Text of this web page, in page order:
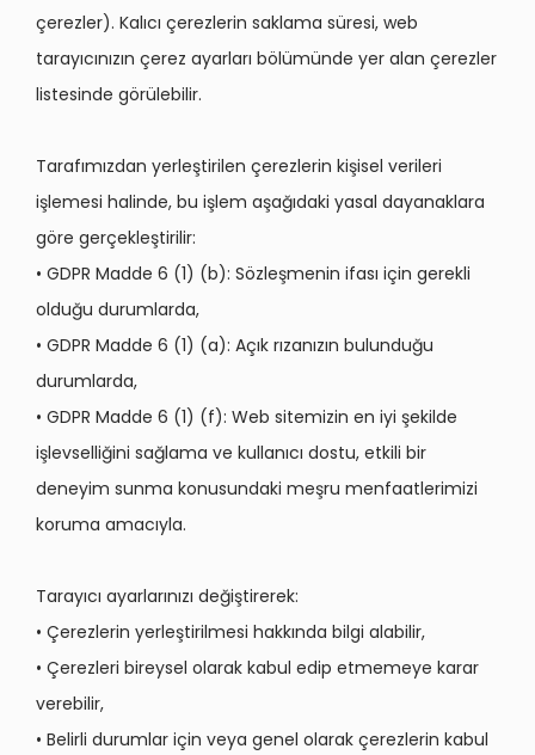
çerezler). Kalıcı çerezlerin saklama süresi, web
tarayıcınızın çerez ayarları bölümünde yer alan çerezler
listesinde görülebilir.
Tarafımızdan yerleştirilen çerezlerin kişisel verileri
işlemesi halinde, bu işlem aşağıdaki yasal dayanaklara
göre gerçekleştirilir:
• GDPR Madde 6 (1) (b): Sözleşmenin ifası için gerekli
olduğu durumlarda,
• GDPR Madde 6 (1) (a): Açık rızanızın bulunduğu
durumlarda,
• GDPR Madde 6 (1) (f): Web sitemizin en iyi şekilde
işlevselliğini sağlama ve kullanıcı dostu, etkili bir
deneyim sunma konusundaki meşru menfaatlerimizi
koruma amacıyla.
Tarayıcı ayarlarınızı değiştirerek:
• Çerezlerin yerleştirilmesi hakkında bilgi alabilir,
• Çerezleri bireysel olarak kabul edip etmemeye karar
verebilir,
• Belirli durumlar için veya genel olarak çerezlerin kabul